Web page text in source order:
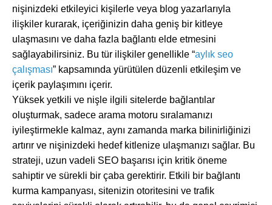
nişinizdeki etkileyici kişilerle veya blog yazarlarıyla
ilişkiler kurarak, içeriğinizin daha geniş bir kitleye
ulaşmasını ve daha fazla bağlantı elde etmesini
sağlayabilirsiniz. Bu tür ilişkiler genellikle “aylık seo
çalışması” kapsamında yürütülen düzenli etkileşim ve
içerik paylaşımını içerir.
Yüksek yetkili ve nişle ilgili sitelerde bağlantılar
oluşturmak, sadece arama motoru sıralamanızı
iyileştirmekle kalmaz, aynı zamanda marka bilinirliğinizi
artırır ve nişinizdeki hedef kitlenize ulaşmanızı sağlar. Bu
strateji, uzun vadeli SEO başarısı için kritik öneme
sahiptir ve sürekli bir çaba gerektirir. Etkili bir bağlantı
kurma kampanyası, sitenizin otoritesini ve trafik